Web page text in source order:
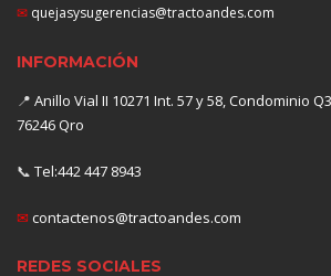
✉ quejasysugerencias@tractoandes.com
INFORMACIÓN
📍 Anillo Vial II 10271 Int. 57 y 58, Condominio
76246 Qro
📞 Tel:442 447 8943
✉ contactenos@tractoandes.com
REDES SOCIALES